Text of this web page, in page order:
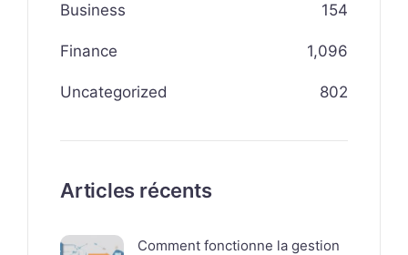
Business 154
Finance 1,096
Uncategorized 802
Articles récents
Comment fonctionne la gestion